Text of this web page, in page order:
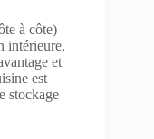
à côte)
intérieure,
et
est
stockage